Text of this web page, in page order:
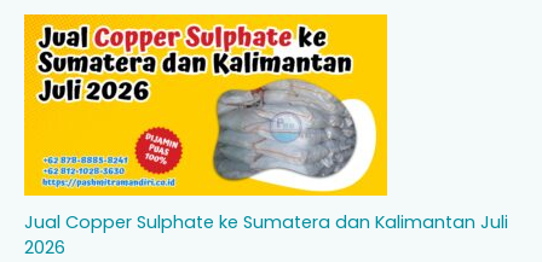
Jual Copper Sulphate ke Sumatera dan Kalimantan Juli
2026